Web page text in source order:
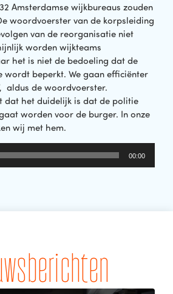
Amsterdamse wijkbureaus zouden
woordvoerster van de korpsleiding
van de reorganisatie niet
worden wijkteams
het is niet de bedoeling dat de
wordt beperkt. We gaan efficiënter
aldus de woordvoerster.
dat het duidelijk is dat de politie
worden voor de burger. In onze
wij met hem.
00:00